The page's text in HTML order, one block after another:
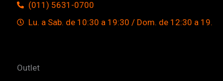
(011) 5631-0700
Lu. a Sab. de 10:30 a 19:30 / Dom. de 12:30 a 19.
Outlet